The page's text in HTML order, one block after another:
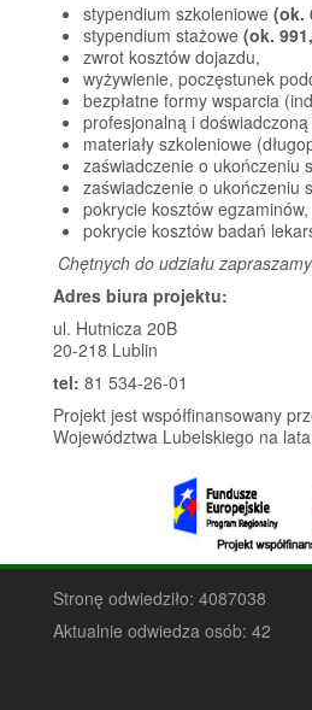
stypendium szkoleniowe (ok.
stypendium stażowe (ok.
zwrot kosztów dojazdu,
wyżywienie, poczęstunek
bezpłatne formy wsparcia
profesjonalną i
materiały szkoleniowe
zaświadczenie o ukończeniu
zaświadczenie o ukończeniu
pokrycie kosztów egzaminów,
pokrycie kosztów badań
Chętnych do udziału
Adres biura projektu:
ul. Hutnicza 20B
20-218 Lublin
tel: 81 534-26-01
Projekt jest współfinansowany
Województwa Lubelskiego na
Stronę odwiedziło: 4087038
Aktualnie odwiedza osób: 42